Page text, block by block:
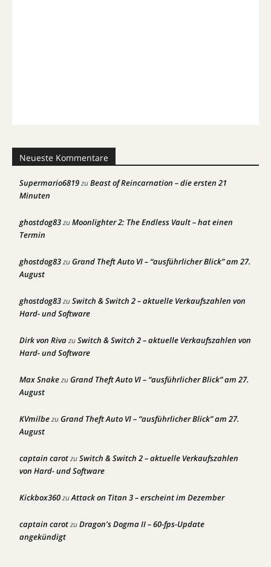
Neueste Kommentare
Supermario6819zuBeast of Reincarnation – die ersten 21
Minuten
ghostdog83zuMoonlighter 2: The Endless Vault – hat einen
Termin
ghostdog83zuGrand Theft Auto VI – “ausführlicher Blick” am 27.
August
ghostdog83zuSwitch & Switch 2 – aktuelle Verkaufszahlen von
Hard- und Software
Dirk von RivazuSwitch & Switch 2 – aktuelle Verkaufszahlen von
Hard- und Software
Max SnakezuGrand Theft Auto VI – “ausführlicher Blick” am 27.
August
KVmilbezuGrand Theft Auto VI – “ausführlicher Blick” am 27.
August
captain carotzuSwitch & Switch 2 – aktuelle Verkaufszahlen
von Hard- und Software
Kickbox360zuAttack on Titan 3 – erscheint im Dezember
captain carotzuDragon’s Dogma II – 60-fps-Update
angekündigt